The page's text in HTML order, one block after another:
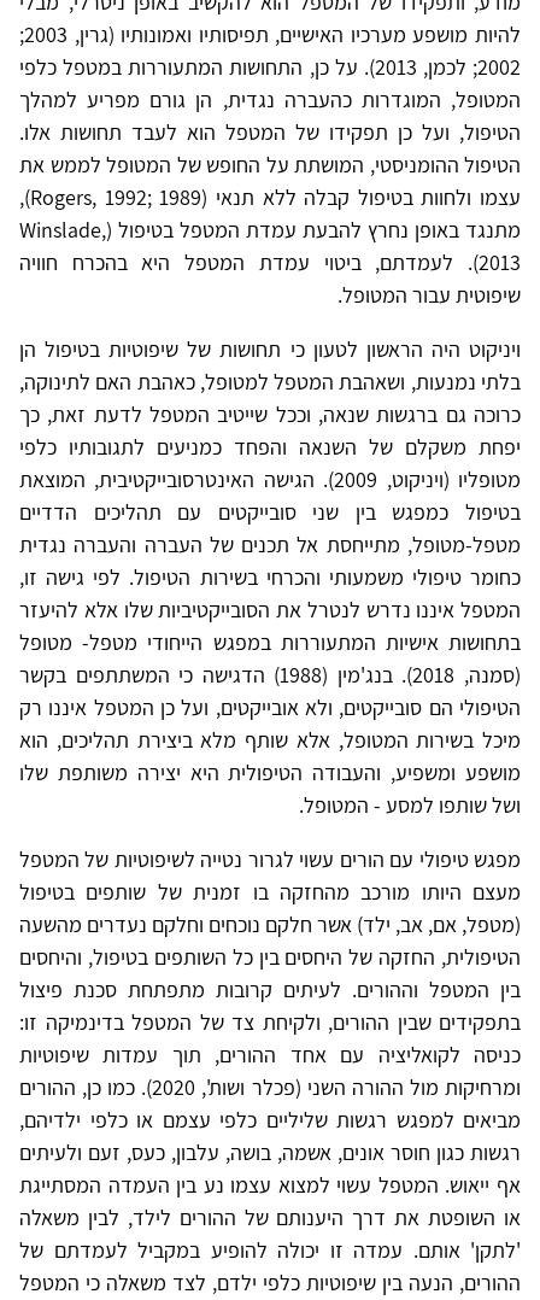
להיות מושפע מערכיו האישיים, תפיסותיו ואמונותיו (גרין, 2003;
2002; לכמן, 2013). על כן, התחושות המתעוררות במטפל כלפי
המטופל, המוגדרות כהעברה נגדית, הן גורם מפריע למהלך
הטיפול, ועל כן תפקידו של המטפל הוא לעבד תחושות אלו.
הטיפול ההומניסטי, המושתת על החופש של המטופל לממש את
עצמו ולחוות בטיפול קבלה ללא תנאי (Rogers, 1992; 1989),
מתנגד באופן נחרץ להבעת עמדת המטפל בטיפול (Winslade,
2013). לעמדתם, ביטוי עמדת המטפל היא בהכרח חוויה
שיפוטית עבור המטופל.
ויניקוט היה הראשון לטעון כי תחושות של שיפוטיות בטיפול הן
בלתי נמנעות, ושאהבת המטפל למטופל, כאהבת האם לתינוקה,
כרוכה גם ברגשות שנאה, וככל שייטיב המטפל לדעת זאת, כך
יפחת משקלם של השנאה והפחד כמניעים לתגובותיו כלפי
מטופליו (ויניקוט, 2009). הגישה האינטרסובייקטיבית, המוצאת
בטיפול כמפגש בין שני סובייקטים עם תהליכים הדדיים
מטפל-מטופל, מתייחסת אל תכנים של העברה והעברה נגדית
כחומר טיפולי משמעותי והכרחי בשירות הטיפול. לפי גישה זו,
המטפל איננו נדרש לנטרל את הסובייקטיביות שלו אלא להיעזר
בתחושות אישיות המתעוררות במפגש הייחודי מטפל- מטופל
(סמנה, 2018). בנג'מין (1988) הדגישה כי המשתתפים בקשר
הטיפולי הם סובייקטים, ולא אובייקטים, ועל כן המטפל איננו רק
מיכל בשירות המטופל, אלא שותף מלא ביצירת תהליכים, הוא
מושפע ומשפיע, והעבודה הטיפולית היא יצירה משותפת שלו
ושל שותפו למסע - המטופל.
מפגש טיפולי עם הורים עשוי לגרור נטייה לשיפוטיות של המטפל
מעצם היותו מורכב מהחזקה בו זמנית של שותפים בטיפול
(מטפל, אם, אב, ילד) אשר חלקם נוכחים וחלקם נעדרים מהשעה
הטיפולית, החזקה של היחסים בין כל השותפים בטיפול, והיחסים
בין המטפל וההורים. לעיתים קרובות מתפתחת סכנת פיצול
בתפקידים שבין ההורים, ולקיחת צד של המטפל בדינמיקה זו:
כניסה לקואליציה עם אחד ההורים, תוך עמדות שיפוטיות
ומרחיקות מול ההורה השני (פכלר ושות', 2020). כמו כן, ההורים
מביאים למפגש רגשות שליליים כלפי עצמם או כלפי ילדיהם,
רגשות כגון חוסר אונים, אשמה, בושה, עלבון, כעס, זעם ולעיתים
אף ייאוש. המטפל עשוי למצוא עצמו נע בין העמדה המסתייגת
או השופטת את דרך היענותם של ההורים לילד, לבין משאלה
'לתקן' אותם. עמדה זו יכולה להופיע במקביל לעמדתם של
ההורים, הנעה בין שיפוטיות כלפי ילדם, לצד משאלה כי המטפל